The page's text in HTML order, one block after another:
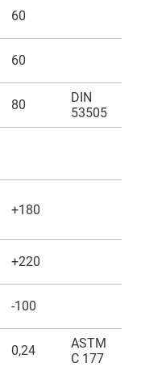
60
60
80
DIN
53505
+180
+220
-100
0,24
ASTM
C 177